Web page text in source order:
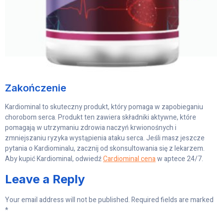
Zakończenie
Kardiominal to skuteczny produkt, który pomaga w zapobieganiu
chorobom serca. Produkt ten zawiera składniki aktywne, które
pomagają w utrzymaniu zdrowia naczyń krwionośnych i
zmniejszaniu ryzyka wystąpienia ataku serca. Jeśli masz jeszcze
pytania o Kardiominalu, zacznij od skonsultowania się z lekarzem.
Aby kupić Kardiominal, odwiedźCardiominal cenaw aptece 24/7.
Leave a Reply
Your email address will not be published.Required fields are marked
*